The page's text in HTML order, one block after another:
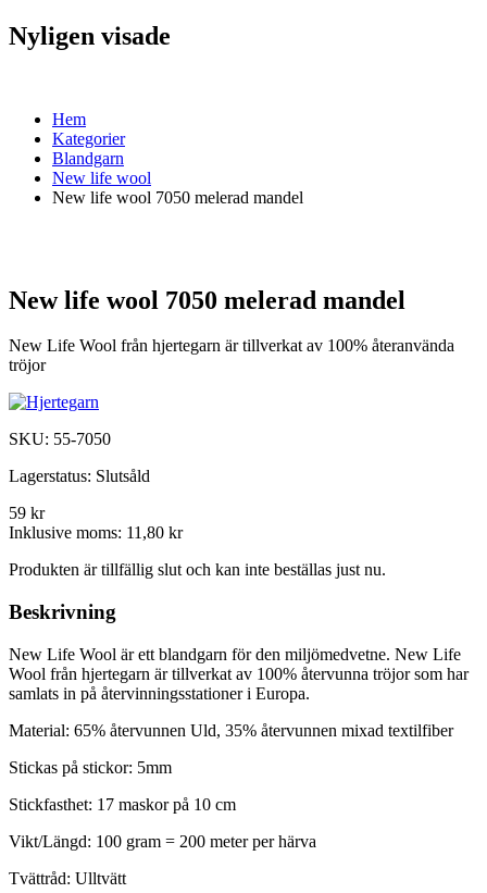
Nyligen visade
Hem
Kategorier
Blandgarn
New life wool
New life wool 7050 melerad mandel
New life wool 7050 melerad mandel
New Life Wool från hjertegarn är tillverkat av 100% återanvända
tröjor
SKU: 55-7050
Lagerstatus: Slutsåld
59 kr
Inklusive moms: 11,80 kr
Produkten är tillfällig slut och kan inte beställas just nu.
Beskrivning
New Life Wool är ett blandgarn för den miljömedvetne. New Life
Wool från hjertegarn är tillverkat av 100% återvunna tröjor som har
samlats in på återvinningsstationer i Europa.
Material: 65% återvunnen Uld, 35% återvunnen mixad textilfiber
Stickas på stickor: 5mm
Stickfasthet: 17 maskor på 10 cm
Vikt/Längd: 100 gram = 200 meter per härva
Tvättråd: Ulltvätt